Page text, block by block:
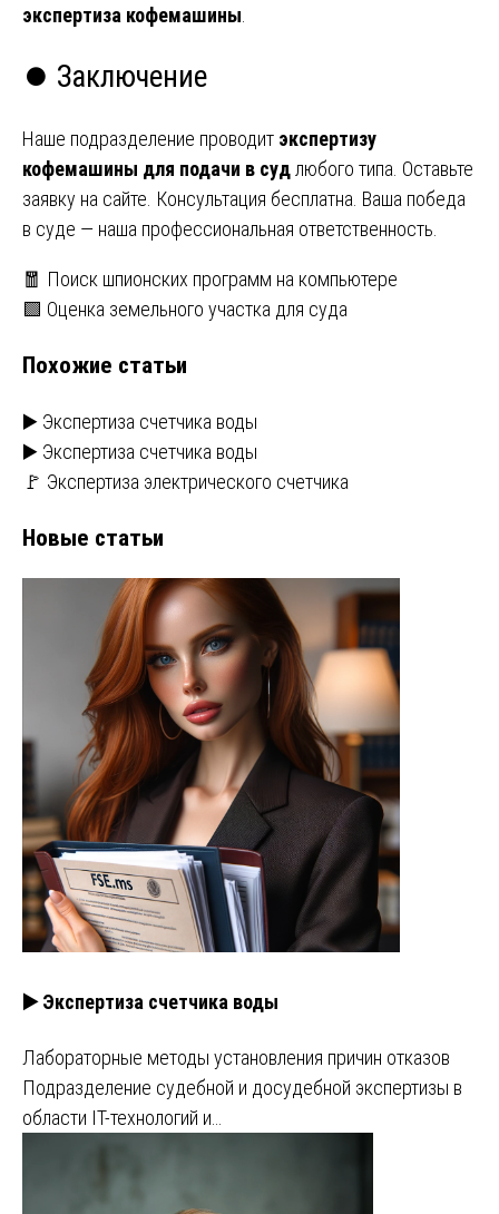
экспертиза кофемашины
⏺️ Заключение
Наше подразделение проводит экспертизу
кофемашины для подачи в судлюбого типа. Оставьте
заявку на сайте. Консультация бесплатна. Ваша победа
в суде — наша профессиональная ответственность.
Навигация
записям
🧧 Поиск шпионских программ на компьютере
🟩 Оценка земельного участка для суда
Похожие статьи
▶️ Экспертиза счетчика воды
▶️ Экспертиза счетчика воды
🚩 Экспертиза электрического счетчика
Новые статьи
▶️ Экспертиза счетчика воды
Лабораторные методы установления причин отказов
Подразделение судебной и досудебной экспертизы в
области IT-технологий и…